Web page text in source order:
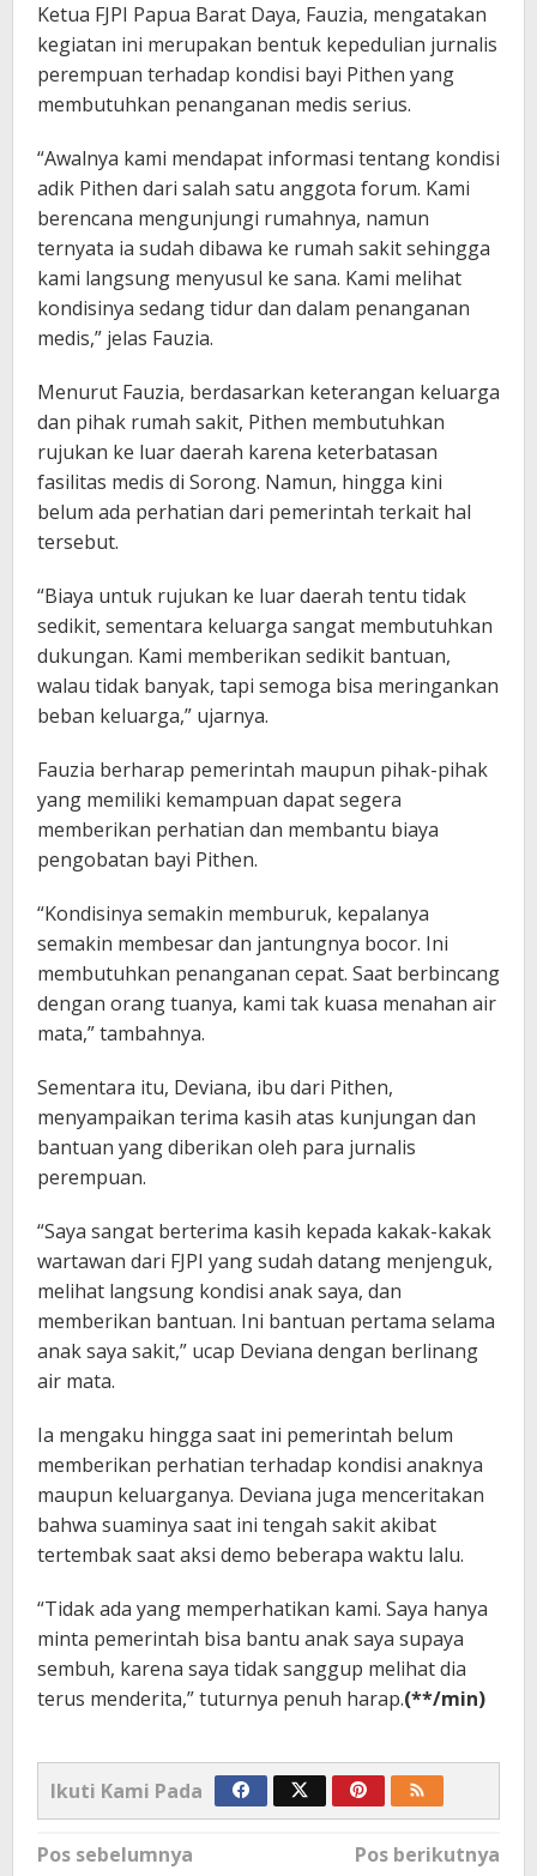
Ketua FJPI Papua Barat Daya, Fauzia, mengatakan
kegiatan ini merupakan bentuk kepedulian jurnalis
perempuan terhadap kondisi bayi Pithen yang
membutuhkan penanganan medis serius.
“Awalnya kami mendapat informasi tentang kondisi
adik Pithen dari salah satu anggota forum. Kami
berencana mengunjungi rumahnya, namun
ternyata ia sudah dibawa ke rumah sakit sehingga
kami langsung menyusul ke sana. Kami melihat
kondisinya sedang tidur dan dalam penanganan
medis,” jelas Fauzia.
Menurut Fauzia, berdasarkan keterangan keluarga
dan pihak rumah sakit, Pithen membutuhkan
rujukan ke luar daerah karena keterbatasan
fasilitas medis di Sorong. Namun, hingga kini
belum ada perhatian dari pemerintah terkait hal
tersebut.
“Biaya untuk rujukan ke luar daerah tentu tidak
sedikit, sementara keluarga sangat membutuhkan
dukungan. Kami memberikan sedikit bantuan,
walau tidak banyak, tapi semoga bisa meringankan
beban keluarga,” ujarnya.
Fauzia berharap pemerintah maupun pihak-pihak
yang memiliki kemampuan dapat segera
memberikan perhatian dan membantu biaya
pengobatan bayi Pithen.
“Kondisinya semakin memburuk, kepalanya
semakin membesar dan jantungnya bocor. Ini
membutuhkan penanganan cepat. Saat berbincang
dengan orang tuanya, kami tak kuasa menahan air
mata,” tambahnya.
Sementara itu, Deviana, ibu dari Pithen,
menyampaikan terima kasih atas kunjungan dan
bantuan yang diberikan oleh para jurnalis
perempuan.
“Saya sangat berterima kasih kepada kakak-kakak
wartawan dari FJPI yang sudah datang menjenguk,
melihat langsung kondisi anak saya, dan
memberikan bantuan. Ini bantuan pertama selama
anak saya sakit,” ucap Deviana dengan berlinang
air mata.
Ia mengaku hingga saat ini pemerintah belum
memberikan perhatian terhadap kondisi anaknya
maupun keluarganya. Deviana juga menceritakan
bahwa suaminya saat ini tengah sakit akibat
tertembak saat aksi demo beberapa waktu lalu.
“Tidak ada yang memperhatikan kami. Saya hanya
minta pemerintah bisa bantu anak saya supaya
sembuh, karena saya tidak sanggup melihat dia
terus menderita,” tuturnya penuh harap.(**/min)
Ikuti Kami Pada
Navigasi
pos
Pos sebelumnya
Pos berikutnya